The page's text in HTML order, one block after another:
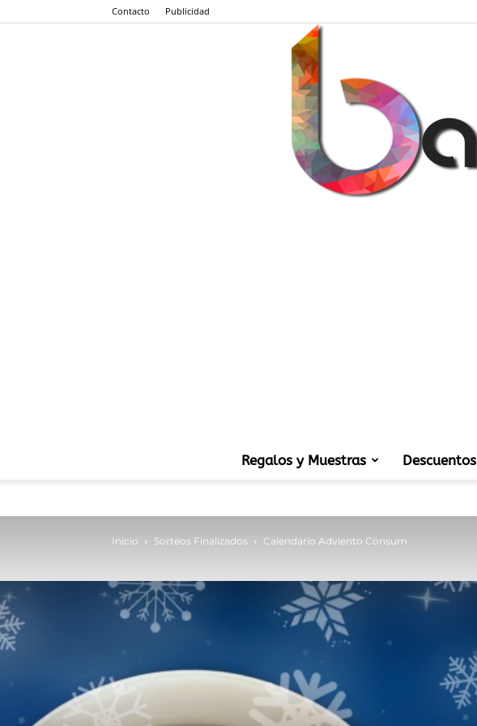
Contacto Publicidad
Regalos y Muestras Descuentos
Inicio Sorteos Finalizados Calendario Adviento Consum